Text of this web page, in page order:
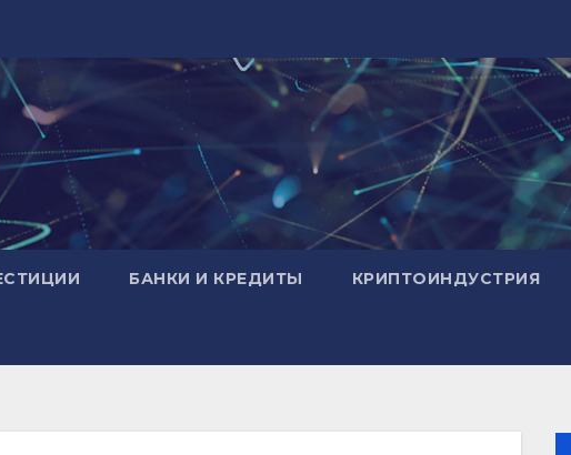
БАНКИ И КРЕДИТЫ КРИПТОИНДУСТРИЯ